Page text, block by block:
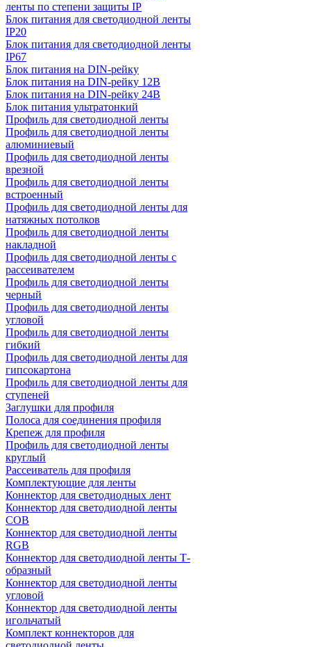
ленты по степени защиты IP
Блок питания для светодиодной ленты
IP20
Блок питания для светодиодной ленты
IP67
Блок питания на DIN-рейку
Блок питания на DIN-рейку 12В
Блок питания на DIN-рейку 24В
Блок питания ультратонкий
Профиль для светодиодной ленты
Профиль для светодиодной ленты
алюминиевый
Профиль для светодиодной ленты
врезной
Профиль для светодиодной ленты
встроенный
Профиль для светодиодной ленты для
натяжных потолков
Профиль для светодиодной ленты
накладной
Профиль для светодиодной ленты с
рассеивателем
Профиль для светодиодной ленты
черный
Профиль для светодиодной ленты
угловой
Профиль для светодиодной ленты
гибкий
Профиль для светодиодной ленты для
гипсокартона
Профиль для светодиодной ленты для
ступеней
Заглушки для профиля
Полоса для соединения профиля
Крепеж для профиля
Профиль для светодиодной ленты
круглый
Рассеиватель для профиля
Комплектующие для ленты
Коннектор для светодиодных лент
Коннектор для светодиодной ленты
COB
Коннектор для светодиодной ленты
RGB
Коннектор для светодиодной ленты Т-
образный
Коннектор для светодиодной ленты
угловой
Коннектор для светодиодной ленты
игольчатый
Комплект коннекторов для